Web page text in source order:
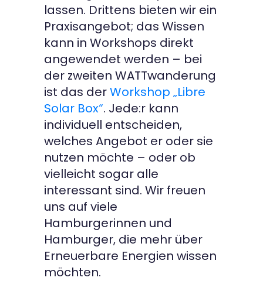
lassen. Drittens bieten wir ein
Praxisangebot; das Wissen
kann in Workshops direkt
angewendet werden – bei
der zweiten WATTwanderung
ist das derWorkshop „Libre
Solar Box“. Jede:r kann
individuell entscheiden,
welches Angebot er oder sie
nutzen möchte – oder ob
vielleicht sogar alle
interessant sind. Wir freuen
uns auf viele
Hamburgerinnen und
Hamburger, die mehr über
Erneuerbare Energien wissen
möchten.